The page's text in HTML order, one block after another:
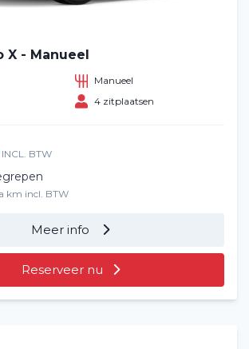
X - Manueel
Manueel
4 zitplaatsen
INCL. BTW
km incl. BTW
Meer info
Reserveer nu